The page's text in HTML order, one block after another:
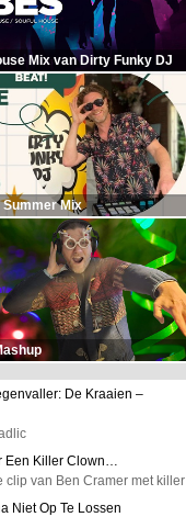
Mix van Dirty Funky DJ
Mix
De Kraaien –
Een Killer Clown…
clip van Ben Cramer met killer
Niet Op Te Lossen